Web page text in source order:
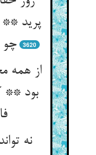
پرید
چو
3620
از همه
بود **
نه